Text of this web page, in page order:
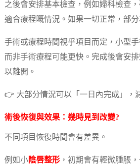
之後會安排基本檢查，例如婦科檢查
適合療程嘅情況。如果一切正常，部
手術或療程時間視乎項目而定，小型手
而非手術療程可能更快。完成後會安排
以離開。
👉 大部分情況可以「一日內完成」，
術後恢復與效果：幾時見到改變?
不同項目恢復時間會有差異。
例如小陰唇整形，初期會有輕微腫脹